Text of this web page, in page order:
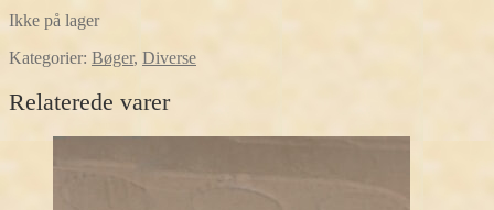
Ikke på lager
Kategorier: Bøger, Diverse
Relaterede varer